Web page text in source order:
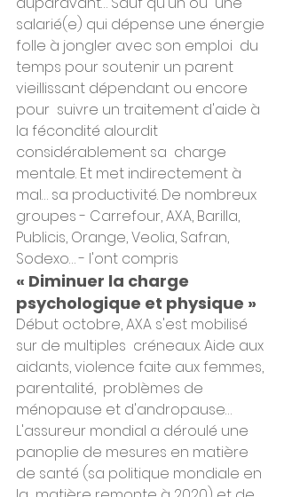
salarié(e) qui dépense une énergie
folle à jongler avec son emploi  du
temps pour soutenir un parent
vieillissant dépendant ou encore
pour  suivre un traitement d'aide à
la fécondité alourdit
considérablement sa  charge
mentale. Et met indirectement à
mal… sa productivité. De nombreux
groupes - Carrefour, AXA, Barilla,
Publicis, Orange, Veolia, Safran,
Sodexo… - l'ont compris
« Diminuer la charge
psychologique et physique »
Début octobre, AXA s'est mobilisé
sur de multiples  créneaux. Aide aux
aidants, violence faite aux femmes,
parentalité,  problèmes de
ménopause et d'andropause…
L'assureur mondial a déroulé une
panoplie de mesures en matière
de santé (sa politique mondiale en